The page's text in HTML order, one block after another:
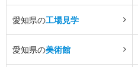
愛知県の工場見学
愛知県の美術館